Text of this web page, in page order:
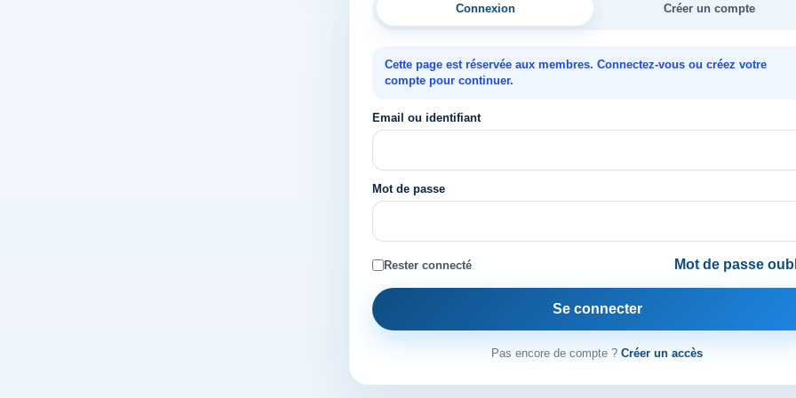
Connexion Créer un compte
Cette page est réservée aux membres. Connectez-vous ou créez votre
compte pour continuer.
Email ou identifiant
Mot de passe
Rester connecté Mot de passe
Se connecter
Pas encore de compte ? Créer un accès